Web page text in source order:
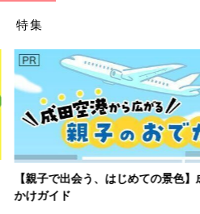
です。ポピュラーなものだとサッカ
やっている人口は日本の倍以上だ
――習い事にサーカスがあるとは驚
杏 サーカスは、体操の延長のよ
クなことが習えるのだと思います
とを自分で発見して伸ばしていく
ば、サッカーが好きな子には、学
も夏休みなどの長いお休みも、すべ
特集
【親子で出会う、はじめての景色】
かけガイド